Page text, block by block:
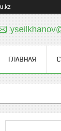
ГЛАВНАЯ